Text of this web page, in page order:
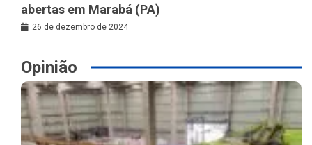
abertas em Marabá (PA)
26 de dezembro de 2024
Opinião